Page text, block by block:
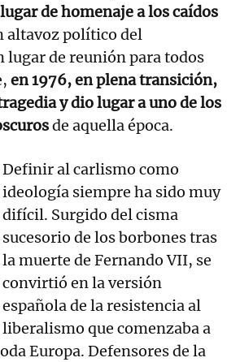
de homenaje a los caídos
altavoz político del
de reunión para todos
en 1976, en plena transición,
y dio lugar a uno de los
de aquella época.
Definir al carlismo como
ideología siempre ha sido muy
difícil. Surgido del cisma
sucesorio de los borbones tras
la muerte de Fernando VII, se
convirtió en la versión
española de la resistencia al
liberalismo que comenzaba a
Europa. Defensores de la